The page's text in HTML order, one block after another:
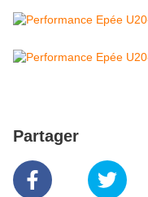
Partager